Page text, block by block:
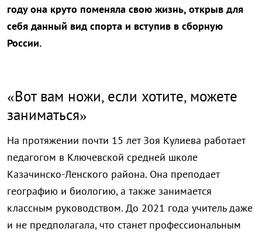
году она круто поменяла свою жизнь, открыв для
себя данный вид спорта и вступив в сборную
России.
«Вот вам ножи, если хотите, можете
заниматься»
На протяжении почти 15 лет Зоя Кулиева работает
педагогом в Ключевской средней школе
Казачинско-Ленского района. Она преподает
географию и биологию, а также занимается
классным руководством. До 2021 года учитель даже
и не предполагала, что станет профессиональным